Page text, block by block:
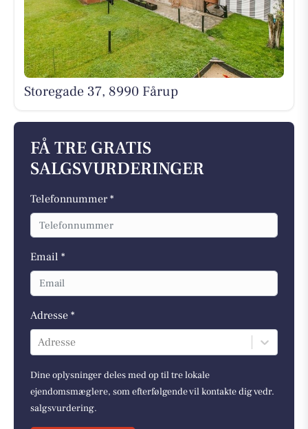
Storegade 37, 8990 Fårup
FÅ TRE GRATIS
SALGSVURDERINGER
Telefonnummer *
Email *
Adresse *
Adresse
Dine oplysninger deles med op til tre lokale
ejendomsmæglere, som efterfølgende vil kontakte dig vedr.
salgsvurdering.